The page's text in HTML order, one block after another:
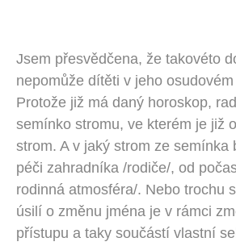
Jsem přesvědčena, že takovéto
nepomůže dítěti v jeho
Protože již má daný horoskop,
semínko stromu, ve kterém je již
strom. A v jaký strom ze semínka
péči zahradníka /rodiče/, od
rodinná atmosféra/. Nebo trochu
úsilí o změnu jména je v rámci
přístupu a taky součástí vlastní